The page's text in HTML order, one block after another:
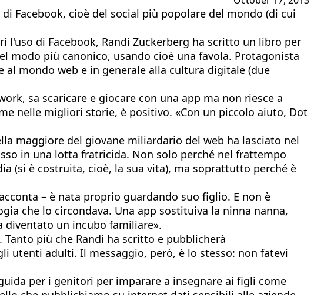
Facebook, cioè del social più popolare del mondo (di cui
di Facebook, Randi Zuckerberg ha scritto un libro per
modo più canonico, usando cioè una favola. Protagonista
mondo web e in generale alla cultura digitale (due
sa scaricare e giocare con una app ma non riesce a
nelle migliori storie, è positivo. «Con un piccolo aiuto, Dot
maggiore del giovane miliardario del web ha lasciato nel
in una lotta fratricida. Non solo perché nel frattempo
(si è costruita, cioè, la sua vita), ma soprattutto perché è
– è nata proprio guardando suo figlio. E non è
che lo circondava. Una app sostituiva la ninna nanna,
un incubo familiare».
più che Randi ha scritto e pubblicherà
utenti adulti. Il messaggio, però, è lo stesso: non fatevi
per i genitori per imparare a insegnare ai figli come